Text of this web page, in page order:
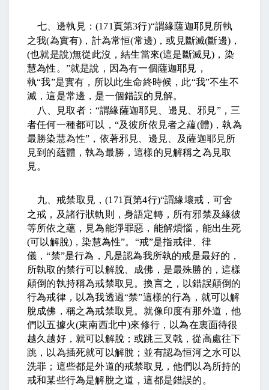
七、邊執見：(171 頁第3行)“謂緣薩迦耶見所執
之我(為實有) ，計為常恒(常邊) ，或見斷滅(斷邊) ，
(也就是說)無從此沒，結生當來(這是斷滅見) ，染
慧為性。 ”就是說，因為有一個薩迦耶見，
執“我”是實有，所以此生命終時候，此“我”不生不
滅，這是常邊，是一個錯誤的見解。
八、見取者：“謂緣薩迦耶見、邊見、邪見”，三
者任何一種都可以， “及彼所依見者之蘊(體) ，執為
最勝染慧為性” ，依著邪見、邊見、及薩迦耶見所
見到的蘊體，執為最勝，這樣的見解稱之為見取
見。
九、戒禁取見，(171 頁第4行)“謂緣壞戒，可舍
之戒，及諸行狀軌則，身語定轉，所有邪禁及緣彼
等所依之蘊，見為能淨罪惡，能解煩惱，能出生死
(可以解脫) ，染慧為性”。 “戒”是指戒律、律
儀，“禁”是行為，凡是認為我所執的戒是最好的，
所執取的禁行可以解脫、成佛，是最殊勝的，這樣
顛倒的執持稱為戒禁取見。換言之，以錯誤顛倒的
行為戒律，以為我透過“禁”這樣的行為，就可以解
脫成佛，稱之為戒禁取見。就像印度有那外道，他
們以五據火(東南西北中)來修行，以為在裏面待很
越久越好，就可以解脫；或跳三叉戟，從高處往下
跳，以為插死就可以解脫；並有認為恒河之水可以
洗罪；這些都是外道的戒禁取見，他們以為所持的
戒和某些行為是解脫之道，這都是錯誤的。